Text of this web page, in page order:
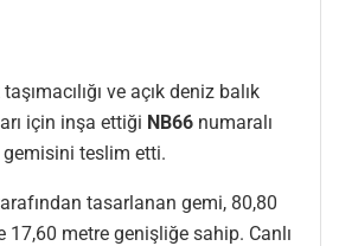
ve açık deniz balık
için inşa ettiği NB66 numaralı
gemisini teslim etti.
tasarlanan gemi, 80,80
17,60 metre genişliğe sahip. Canlı